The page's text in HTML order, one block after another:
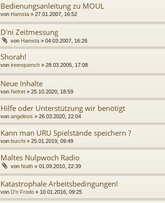
Bedienungsanleitung zu MOUL
von Hamsta » 27.01.2007, 16:52
D'ni Zeitmessung
von Hamsta » 04.03.2007, 16:26
Shorah!
von ireenquench » 28.03.2005, 17:08
Neue Inhalte
von Nefret » 25.10.2020, 18:59
Hilfe oder Unterstützung wir benötigt
von angelinos » 26.03.2020, 22:04
Kann man URU Spielstände speichern ?
von burchi » 25.01.2019, 09:49
Maltes Nulpwoch Radio
von Nuith » 01.09.2010, 22:39
Katastrophale Arbeitsbedingungen!
von D'n Frodo » 10.01.2016, 09:25